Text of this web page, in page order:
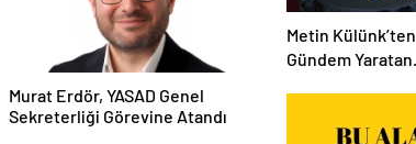
Murat Erdör, YASAD Genel
Sekreterliği Görevine Atandı
Metin Külünk’ten
Gündem Yaratan
Siyasete İlişkin